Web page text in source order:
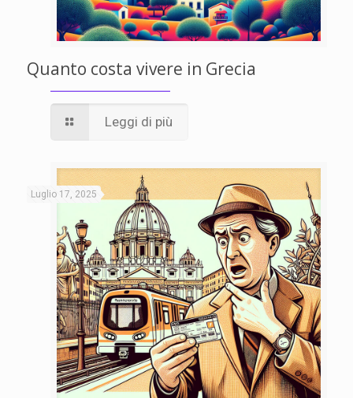
Quanto costa vivere in Grecia
Leggi di più
Luglio 17, 2025